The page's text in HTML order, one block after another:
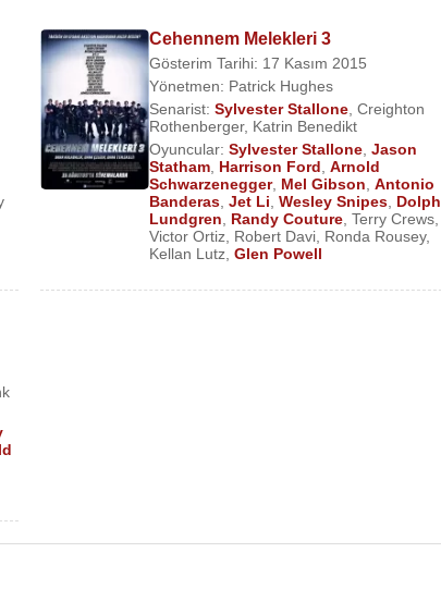
Cehennem Melekleri 3
Gösterim Tarihi: 17 Kasım 2015
Yönetmen: Patrick Hughes
Senarist:Sylvester Stallone ,Creighton
Rothenberger, Katrin Benedikt
Oyuncular:Sylvester Stallone ,Jason
Statham Harrison Ford ,Arnold
Schwarzenegger, Mel Gibson ,Antonio
Banderas ,Jet Li ,Wesley Snipes Dolph
Lundgren
Randy Couture ,Terry Crews
Victor Ortiz Robert Davi Ronda Rousey,
Kellan Lutz ,Glen Powell